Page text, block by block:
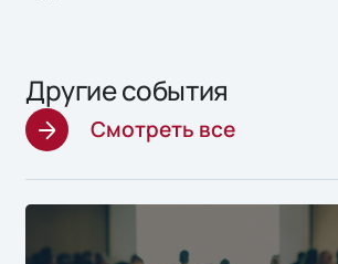
Другие события
Смотреть все